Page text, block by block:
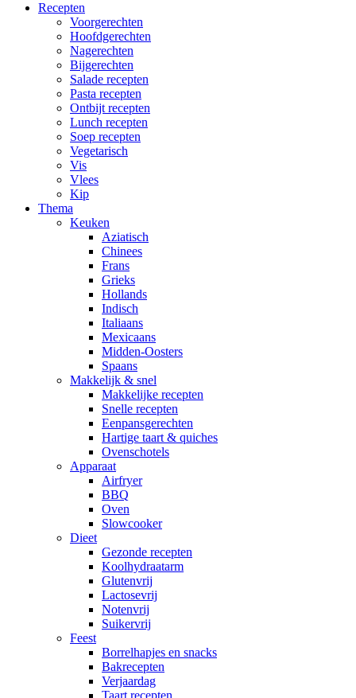
Recepten
Voorgerechten
Hoofdgerechten
Nagerechten
Bijgerechten
Salade recepten
Pasta recepten
Ontbijt recepten
Lunch recepten
Soep recepten
Vegetarisch
Vis
Vlees
Kip
Thema
Keuken
Aziatisch
Chinees
Frans
Grieks
Hollands
Indisch
Italiaans
Mexicaans
Midden-Oosters
Spaans
Makkelijk & snel
Makkelijke recepten
Snelle recepten
Eenpansgerechten
Hartige taart & quiches
Ovenschotels
Apparaat
Airfryer
BBQ
Oven
Slowcooker
Dieet
Gezonde recepten
Koolhydraatarm
Glutenvrij
Lactosevrij
Notenvrij
Suikervrij
Feest
Borrelhapjes en snacks
Bakrecepten
Verjaardag
Taart recepten